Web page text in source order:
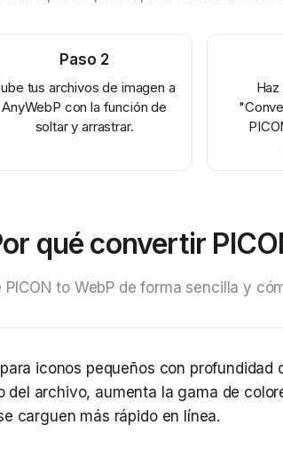
Paso 2
tus archivos de imagen a
AnyWebP con la función de
soltar y arrastrar.
qué convertir
PICON to WebP de forma sencilla y
para iconos pequeños con
del archivo, aumenta la gama de
carguen más rápido en línea.